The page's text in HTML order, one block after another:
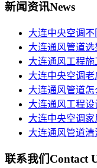
新闻资讯News
大连中央空调
大连通风管道
大连通风工程
大连中央空调
大连通风管道
大连通风工程
大连中央空调
大连通风管道
联系我们Contact